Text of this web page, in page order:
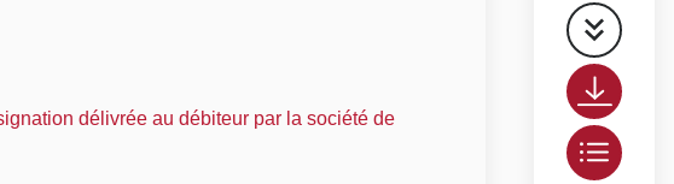
délivrée au débiteur par la société de